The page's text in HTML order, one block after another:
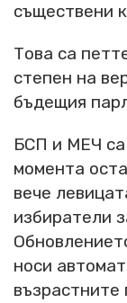
съществени
Това са
степен на
бъдещия
БСП и МЕЧ са
момента
вече
избиратели
носи